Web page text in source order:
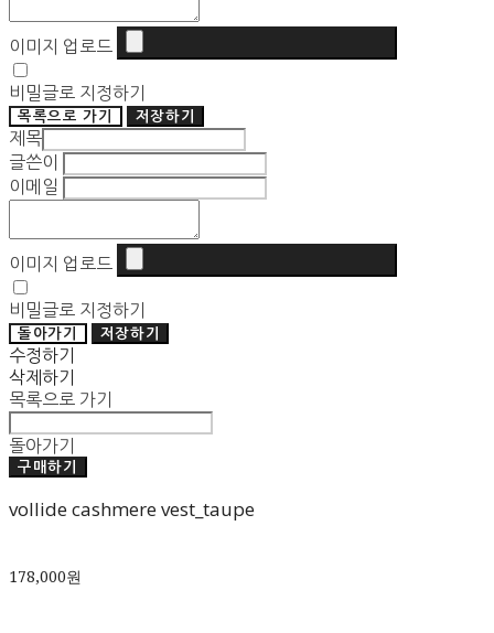
이미지 업로드
비밀글로 지정하기
목록으로 가기 저장하기
제목
글쓴이
이메일
이미지 업로드
비밀글로 지정하기
돌아가기 저장하기
수정하기
삭제하기
목록으로 가기
돌아가기
구매하기
vollide cashmere vest_taupe
178,000원